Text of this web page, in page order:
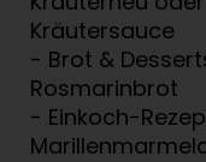
Kräutersauce
- Brot &
Rosmarinbrot
- Einkoch-